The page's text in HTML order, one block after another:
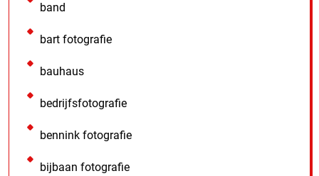
band
bart fotografie
bauhaus
bedrijfsfotografie
bennink fotografie
bijbaan fotografie